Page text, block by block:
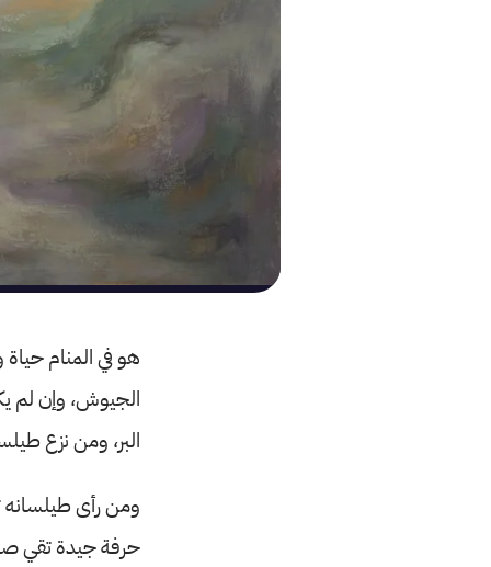
هو في المنام
الجيوش، وإن لم
البر، ومن نزع
ومن رأى
حرفة جيدة تقي